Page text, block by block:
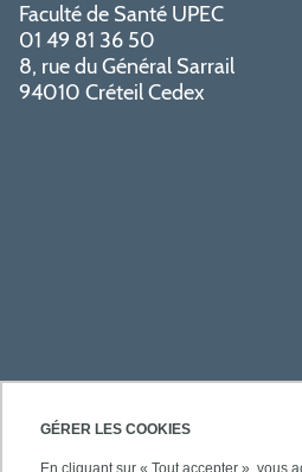
GÉRER LES COOKIES
Faculté de Santé UPEC
01 49 81 36 50
8, rue du Général Sarrail
94010 Créteil Cedex
PRATIQUE